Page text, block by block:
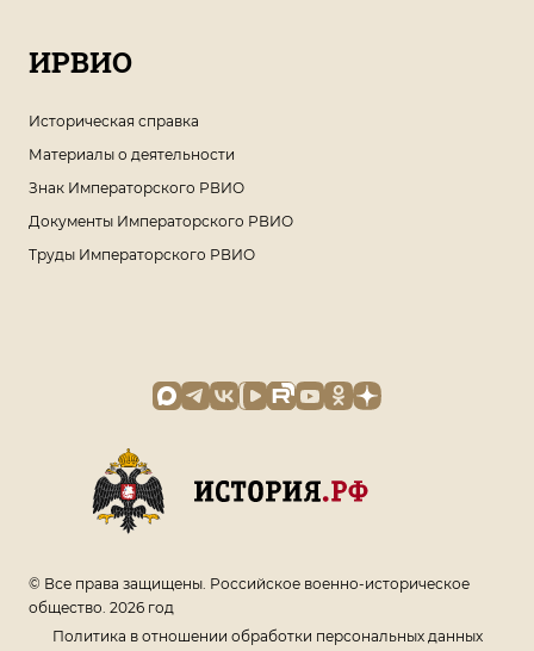
ИРВИО
Историческая справка
Материалы о деятельности
Знак Императорского РВИО
Документы Императорского РВИО
Труды Императорского РВИО
© Все права защищены. Российское военно-историческое
общество. 2026 год
Политика в отношении обработки персональных данных